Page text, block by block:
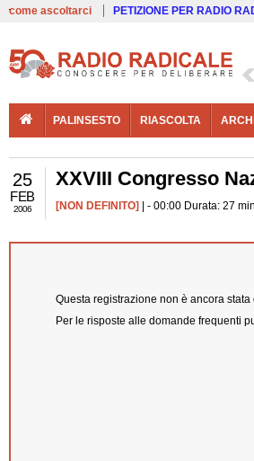
come ascoltarci PETIZIONE PER RADIO
PALINSESTO RIASCOLTA
25
FEB
2006
XXVIII Congresso
[NON DEFINITO] | - 00:00 Durata: 27
Questa registrazione non è ancora stata
Per le risposte alle domande frequenti